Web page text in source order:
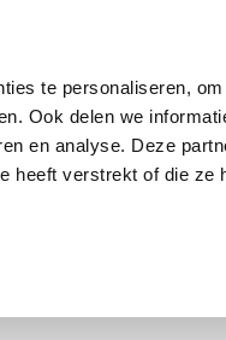
te personaliseren,
Ook delen we
en analyse. Deze
heeft verstrekt of die ze